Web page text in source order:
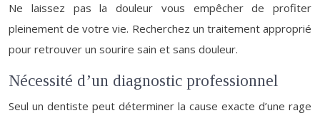
Ne laissez pas la douleur vous empêcher de profiter
pleinement de votre vie. Recherchez un traitement approprié
pour retrouver un sourire sain et sans douleur.
Nécessité d’un diagnostic professionnel
Seul un dentiste peut déterminer la cause exacte d’une rage